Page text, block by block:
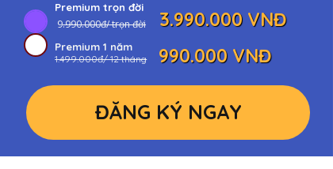
ĐĂNG KÝ NGAY
990.000 VNĐ
Premium 1 năm
1.499.000đ/ 12 tháng
Premium trọn đời
9.990.000đ/ trọn đời 3.990.000 VNĐ